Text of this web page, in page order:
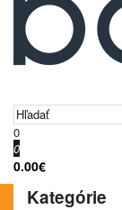
0
0
0.00€
Kategórie